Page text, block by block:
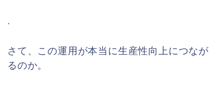
.
さて、この運用が本当に生産性向上につなが
るのか。